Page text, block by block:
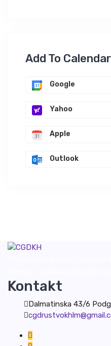
Add To Calendar
Google
Yahoo
Apple
Outlook
Kontakt
Dalmatinska 43/6